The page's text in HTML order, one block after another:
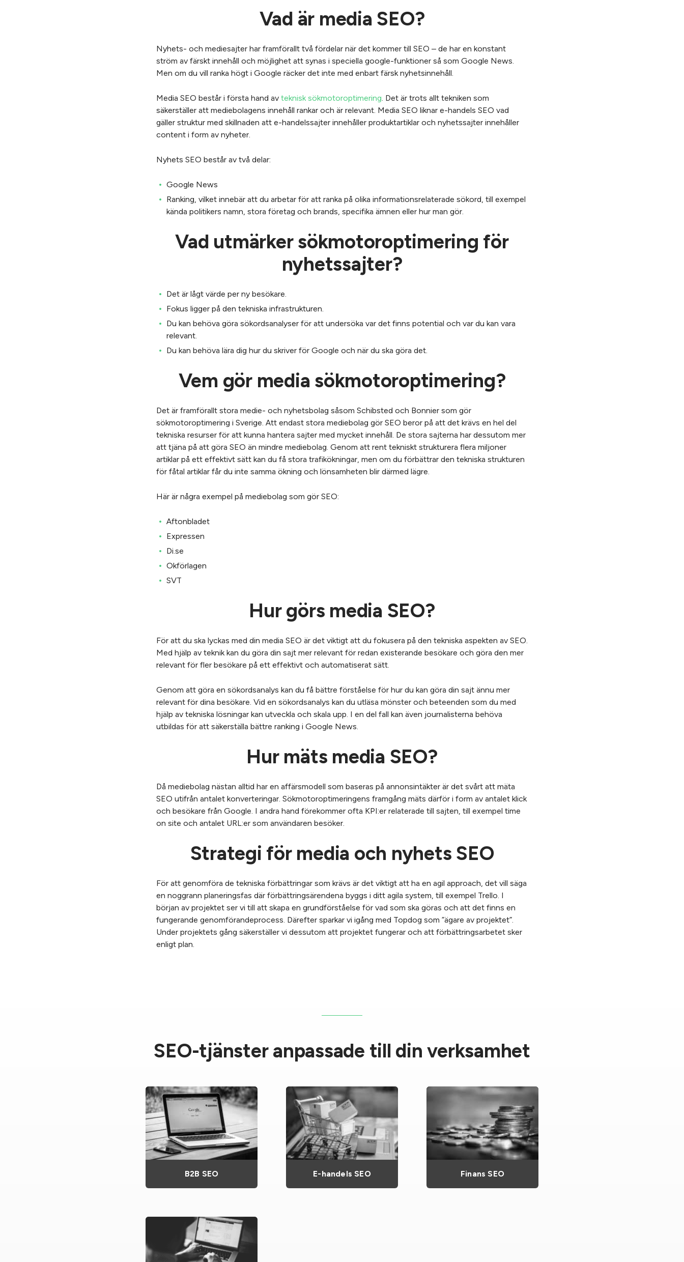
Vad är media SEO?
Nyhets- och mediesajter har framförallt två fördelar när det kommer till SEO – de har en konstant
ström av färskt innehåll och möjlighet att synas i speciella google-funktioner så som Google News.
Men om du vill ranka högt i Google räcker det inte med enbart färsk nyhetsinnehåll.
Media SEO består i första hand av teknisk sökmotoroptimering. Det är trots allt tekniken som
säkerställer att mediebolagens innehåll rankar och är relevant. Media SEO liknar e-handels SEO vad
gäller struktur med skillnaden att e-handelssajter innehåller produktartiklar och nyhetssajter innehåller
content i form av nyheter.
Nyhets SEO består av två delar:
Google News
Ranking, vilket innebär att du arbetar för att ranka på olika informationsrelaterade sökord, till exempel
kända politikers namn, stora företag och brands, specifika ämnen eller hur man gör.
Vad utmärker sökmotoroptimering för
nyhetssajter?
Det är lågt värde per ny besökare.
Fokus ligger på den tekniska infrastrukturen.
Du kan behöva göra sökordsanalyser för att undersöka var det finns potential och var du kan vara
relevant.
Du kan behöva lära dig hur du skriver för Google och när du ska göra det.
Vem gör media sökmotoroptimering?
Det är framförallt stora medie- och nyhetsbolag såsom Schibsted och Bonnier som gör
sökmotoroptimering i Sverige. Att endast stora mediebolag gör SEO beror på att det krävs en hel del
tekniska resurser för att kunna hantera sajter med mycket innehåll. De stora sajterna har dessutom mer
att tjäna på att göra SEO än mindre mediebolag. Genom att rent tekniskt strukturera flera miljoner
artiklar på ett effektivt sätt kan du få stora trafikökningar, men om du förbättrar den tekniska strukturen
för fåtal artiklar får du inte samma ökning och lönsamheten blir därmed lägre.
Här är några exempel på mediebolag som gör SEO:
Aftonbladet
Expressen
Di.se
Okförlagen
SVT
Hur görs media SEO?
För att du ska lyckas med din media SEO är det viktigt att du fokusera på den tekniska aspekten av SEO.
Med hjälp av teknik kan du göra din sajt mer relevant för redan existerande besökare och göra den mer
relevant för fler besökare på ett effektivt och automatiserat sätt.
Genom att göra en sökordsanalys kan du få bättre förståelse för hur du kan göra din sajt ännu mer
relevant för dina besökare. Vid en sökordsanalys kan du utläsa mönster och beteenden som du med
hjälp av tekniska lösningar kan utveckla och skala upp. I en del fall kan även journalisterna behöva
utbildas för att säkerställa bättre ranking i Google News.
Hur mäts media SEO?
Då mediebolag nästan alltid har en affärsmodell som baseras på annonsintäkter är det svårt att mäta
SEO utifrån antalet konverteringar. Sökmotoroptimeringens framgång mäts därför i form av antalet klick
och besökare från Google. I andra hand förekommer ofta KPI:er relaterade till sajten, till exempel time
on site och antalet URL:er som användaren besöker.
Strategi för media och nyhets SEO
För att genomföra de tekniska förbättringar som krävs är det viktigt att ha en agil approach, det vill säga
en noggrann planeringsfas där förbättringsärendena byggs i ditt agila system, till exempel Trello. I
början av projektet ser vi till att skapa en grundförståelse för vad som ska göras och att det finns en
fungerande genomförandeprocess. Därefter sparkar vi igång med Topdog som ”ägare av projektet”.
Under projektets gång säkerställer vi dessutom att projektet fungerar och att förbättringsarbetet sker
enligt plan.
SEO-tjänster anpassade till din verksamhet
B2B SEO E-handels SEO Finans SEO